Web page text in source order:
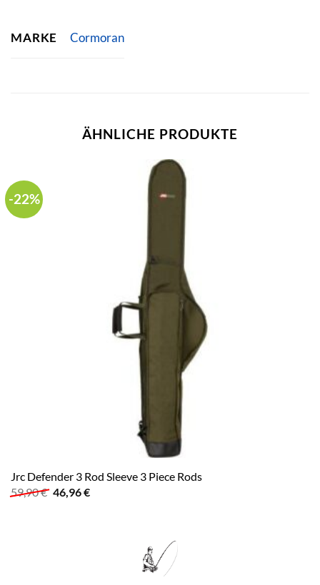
MARKE Cormoran
ÄHNLICHE PRODUKTE
-22%
Jrc Defender 3 Rod Sleeve 3 Piece Rods
59,90€ Ursprünglicher
46,96€Aktueller